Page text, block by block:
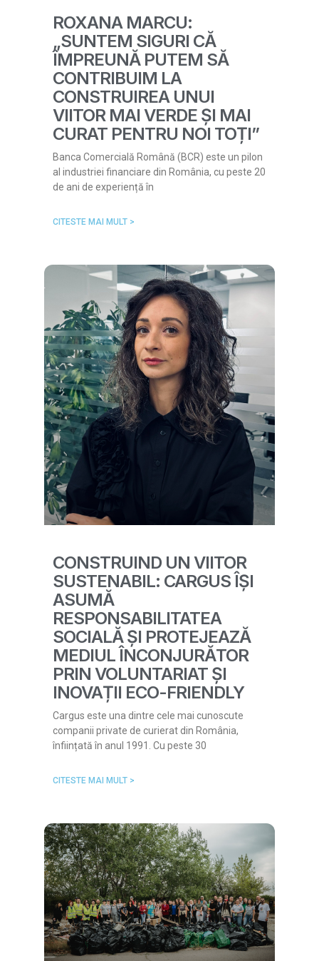
ROXANA MARCU:
„SUNTEM SIGURI CĂ
ÎMPREUNĂ PUTEM SĂ
CONTRIBUIM LA
CONSTRUIREA UNUI
VIITOR MAI VERDE ȘI MAI
CURAT PENTRU NOI TOȚI”
Banca Comercială Română (BCR) este un pilon
al industriei financiare din România, cu peste 20
de ani de experiență în
CITESTE MAI MULT >
CONSTRUIND UN VIITOR
SUSTENABIL: CARGUS ÎȘI
ASUMĂ
RESPONSABILITATEA
SOCIALĂ ȘI PROTEJEAZĂ
MEDIUL ÎNCONJURĂTOR
PRIN VOLUNTARIAT ȘI
INOVAȚII ECO-FRIENDLY
Cargus este una dintre cele mai cunoscute
companii private de curierat din România,
înființată în anul 1991. Cu peste 30
CITESTE MAI MULT >